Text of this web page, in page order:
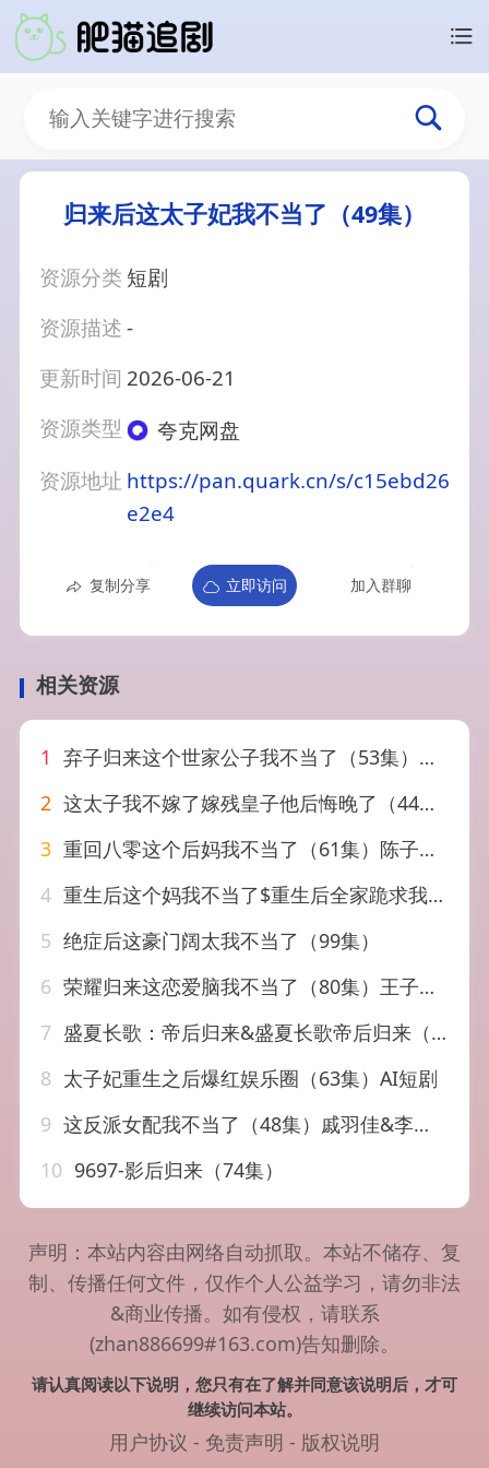
归来后这太子妃我不当了（49集）
资源分类 短剧
资源描述-
更新时间 2026-06-21
资源类型
夸克网盘
资源地址 https://pan.quark.cn/s/c15ebd26
e2e4
复制分享 立即访问 加入群聊
相关资源
1 弃子归来这个世家公子我不当了（53集）魏伯祥&孙艺芯
2 这太子我不嫁了嫁残皇子他后悔晚了（44集）
3 重回八零这个后妈我不当了（61集）陈子豪&谭雯文
4 重生后这个妈我不当了$重生后全家跪求我回家（57集）胡璇璇
5 绝症后这豪门阔太我不当了（99集）
6 荣耀归来这恋爱脑我不当了（80集）王子林＆娜吉玛
7 盛夏长歌：帝后归来&盛夏长歌帝后归来（25集）AI短剧
8 太子妃重生之后爆红娱乐圈（63集）AI短剧
9 这反派女配我不当了（48集）戚羽佳&李烨宸
10 9697-影后归来（74集）
声明：本站内容由网络自动抓取。本站不储存、复
制、传播任何文件，仅作个人公益学习，请勿非法
&商业传播。如有侵权，请联系
(zhan886699#163.com)告知删除。
请认真阅读以下说明，您只有在了解并同意该说明后，才可
继续访问本站。
用户协议 - 免责声明 - 版权说明